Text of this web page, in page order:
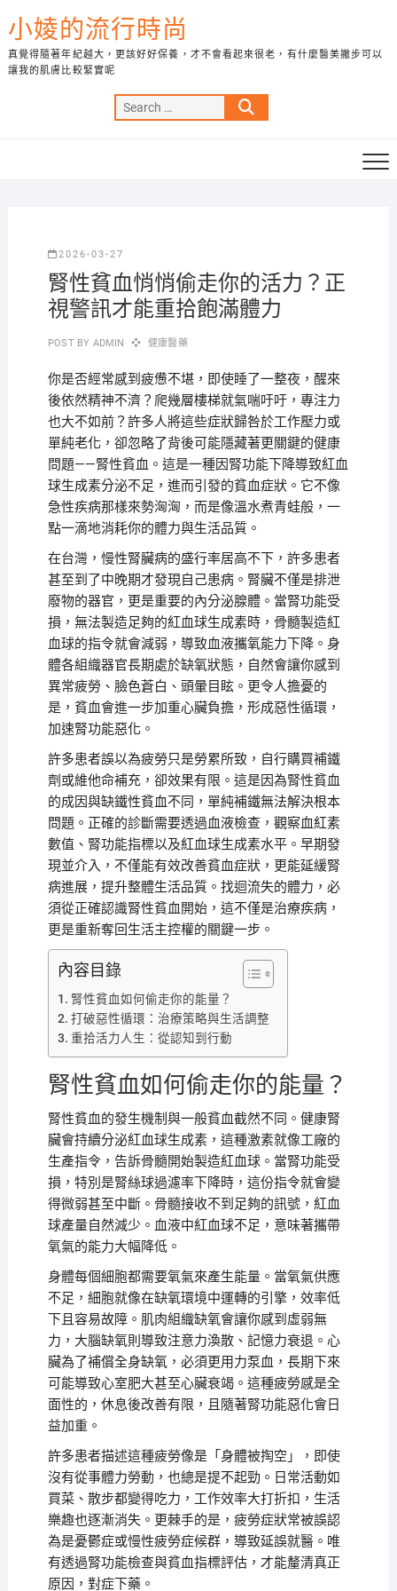
to
content
小婈的流行時尚
真覺得隨著年紀越大，更該好好保養，才不會看起來很老，有什麼醫美撇步可以
讓我的肌膚比較緊實呢
Search
…
2026-03-27
腎性貧血悄悄偷走你的活力？正
視警訊才能重拾飽滿體力
POST BY ADMIN 健康醫藥
你是否經常感到疲憊不堪，即使睡了一整夜，醒來
後依然精神不濟？爬幾層樓梯就氣喘吁吁，專注力
也大不如前？許多人將這些症狀歸咎於工作壓力或
單純老化，卻忽略了背後可能隱藏著更關鍵的健康
問題——腎性貧血。這是一種因腎功能下降導致紅血
球生成素分泌不足，進而引發的貧血症狀。它不像
急性疾病那樣來勢洶洶，而是像溫水煮青蛙般，一
點一滴地消耗你的體力與生活品質。
在台灣，慢性腎臟病的盛行率居高不下，許多患者
甚至到了中晚期才發現自己患病。腎臟不僅是排泄
廢物的器官，更是重要的內分泌腺體。當腎功能受
損，無法製造足夠的紅血球生成素時，骨髓製造紅
血球的指令就會減弱，導致血液攜氧能力下降。身
體各組織器官長期處於缺氧狀態，自然會讓你感到
異常疲勞、臉色蒼白、頭暈目眩。更令人擔憂的
是，貧血會進一步加重心臟負擔，形成惡性循環，
加速腎功能惡化。
許多患者誤以為疲勞只是勞累所致，自行購買補鐵
劑或維他命補充，卻效果有限。這是因為腎性貧血
的成因與缺鐵性貧血不同，單純補鐵無法解決根本
問題。正確的診斷需要透過血液檢查，觀察血紅素
數值、腎功能指標以及紅血球生成素水平。早期發
現並介入，不僅能有效改善貧血症狀，更能延緩腎
病進展，提升整體生活品質。找迴流失的體力，必
須從正確認識腎性貧血開始，這不僅是治療疾病，
更是重新奪回生活主控權的關鍵一步。
內容目錄
腎性貧血如何偷走你的能量？
打破惡性循環：治療策略與生活調整
重拾活力人生：從認知到行動
腎性貧血如何偷走你的能量？
腎性貧血的發生機制與一般貧血截然不同。健康腎
臟會持續分泌紅血球生成素，這種激素就像工廠的
生產指令，告訴骨髓開始製造紅血球。當腎功能受
損，特別是腎絲球過濾率下降時，這份指令就會變
得微弱甚至中斷。骨髓接收不到足夠的訊號，紅血
球產量自然減少。血液中紅血球不足，意味著攜帶
氧氣的能力大幅降低。
身體每個細胞都需要氧氣來產生能量。當氧氣供應
不足，細胞就像在缺氧環境中運轉的引擎，效率低
下且容易故障。肌肉組織缺氧會讓你感到虛弱無
力，大腦缺氧則導致注意力渙散、記憶力衰退。心
臟為了補償全身缺氧，必須更用力泵血，長期下來
可能導致心室肥大甚至心臟衰竭。這種疲勞感是全
面性的，休息後改善有限，且隨著腎功能惡化會日
益加重。
許多患者描述這種疲勞像是「身體被掏空」，即使
沒有從事體力勞動，也總是提不起勁。日常活動如
買菜、散步都變得吃力，工作效率大打折扣，生活
樂趣也逐漸消失。更棘手的是，疲勞症狀常被誤認
為是憂鬱症或慢性疲勞症候群，導致延誤就醫。唯
有透過腎功能檢查與貧血指標評估，才能釐清真正
原因，對症下藥。